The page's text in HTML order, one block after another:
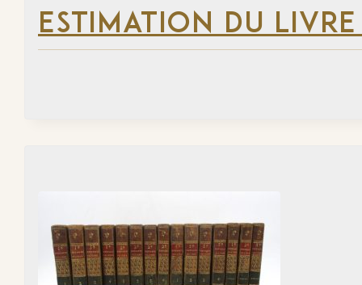
ESTIMATION DU